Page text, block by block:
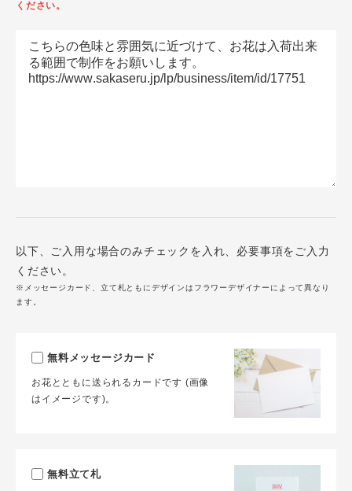
ください。
以下、ご入用な場合のみチェックを入れ、必要事項をご入力
ください。
※メッセージカード、立て札ともにデザインはフラワーデザイナーによって異なり
ます。
無料メッセージカード
お花とともに送られるカードです (画像
はイメージです)。
無料立て札